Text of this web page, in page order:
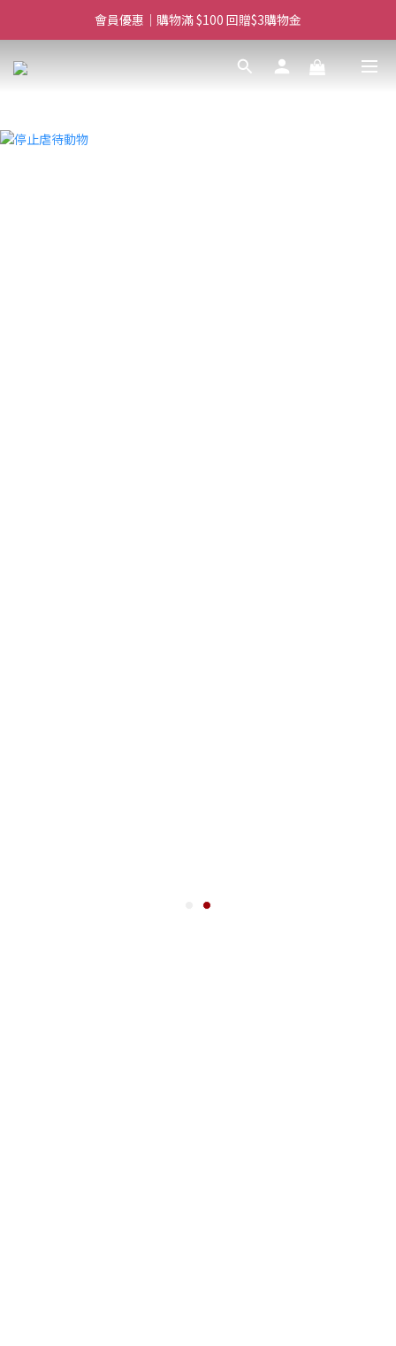
滿$450免費送貨上門 I 滿$350免運 順豐自取
會員優惠｜購物滿 $100 回贈$3購物金